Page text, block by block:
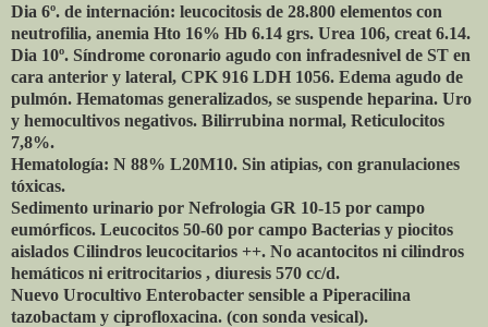
Dia 6º. de internación: leucocitosis de 28.800 elementos con
neutrofilia, anemia Hto 16% Hb 6.14 grs. Urea 106, creat 6.14.
Dia 10º. Síndrome coronario agudo con infradesnivel de ST en
cara anterior y lateral, CPK 916 LDH 1056. Edema agudo de
pulmón. Hematomas generalizados, se suspende heparina. Uro
y hemocultivos negativos. Bilirrubina normal, Reticulocitos
7,8%.
Hematología: N 88% L20M10. Sin atipias, con granulaciones
tóxicas.
Sedimento urinario por Nefrologia GR 10-15 por campo
eumórficos. Leucocitos 50-60 por campo Bacterias y piocitos
aislados Cilindros leucocitarios ++. No acantocitos ni cilindros
hemáticos ni eritrocitarios , diuresis 570 cc/d.
Nuevo Urocultivo Enterobacter sensible a Piperacilina
tazobactam y ciprofloxacina. (con sonda vesical).